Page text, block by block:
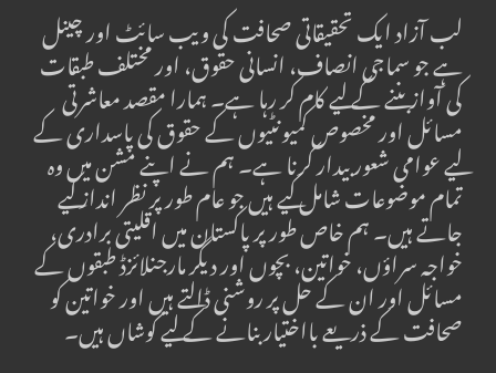
لب آزاد ایک تحقیقاتی صحافت کی ویب سائٹ اور چینل
ہے جو سماجی انصاف، انسانی حقوق، اور مختلف طبقات
کی آواز بننے کے لیے کام کر رہا ہے۔ ہمارا مقصد معاشرتی
مسائل اور مخصوص کمیونٹیوں کے حقوق کی پاسداری کے
لیے عوامی شعور بیدار کرنا ہے۔ ہم نے اپنے مشن میں وہ
تمام موضوعات شامل کیے ہیں جو عام طور پر نظر انداز کیے
جاتے ہیں۔ ہم خاص طور پر پاکستان میں اقلیتی برادری،
خواجہ سراؤں، خواتین، بچوں اور دیگر مارجنلائزڈ طبقوں کے
مسائل اور ان کے حل پر روشنی ڈالتے ہیں اور خواتین کو
صحافت کے ذریعے بااختیار بنانے کے لیے کوشاں ہیں۔